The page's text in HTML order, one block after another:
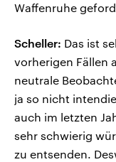
Waffenruhe
Scheller: Das ist
vorherigen Fällen
neutrale
ja so nicht
auch im letzten
sehr schwierig
zu entsenden.